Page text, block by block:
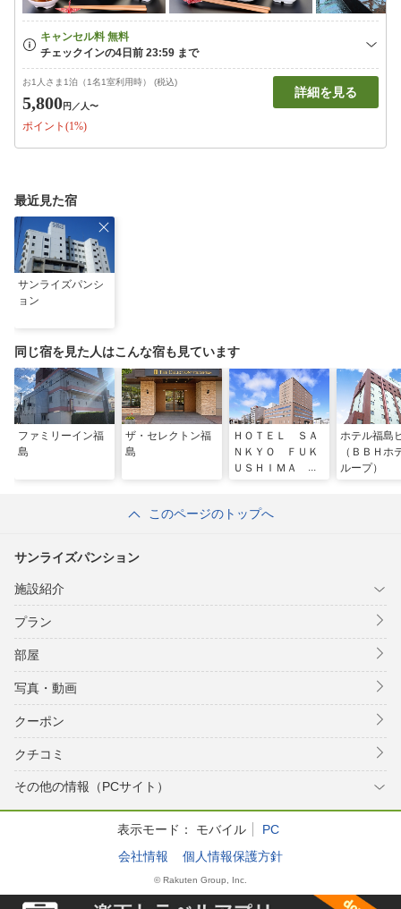
お1人さま1泊（1名1室利用時） (税込)
5,800円 ／人〜
ポイント(1%)
詳細を見る
最近見た宿
サンライズパンシ
ョン
同じ宿を見た人はこんな宿も見ています
ファミリーイン福
島
ザ・セレクトン福
島
ＨＯＴＥＬ ＳＡ
ＮＫＹＯ ＦＵＫ
ＵＳＨＩＭＡ ホ
ホテル福島
（ＢＢＨホ
ループ）
このページのトップへ
サンライズパンション
施設紹介
プラン
部屋
写真・動画
クーポン
クチコミ
その他の情報（PCサイト）
表示モード： モバイル
PC
会社情報
個人情報保護方針
© Rakuten Group, Inc.